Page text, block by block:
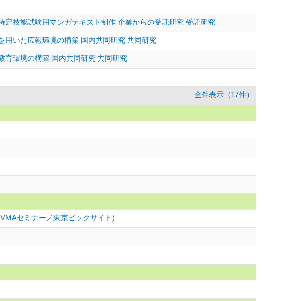
定技能試験用マンガテキスト制作 企業からの受託研究 受託研究
用いた広報環境の構築 国内共同研究 共同研究
育環境の構築 国内共同研究 共同研究
全件表示（17件）
セミナー／東京ビックサイト)